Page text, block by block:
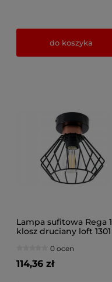
do koszyka
Lampa sufitowa Rega 1
klosz druciany loft 1301
0 ocen
114,36 zł